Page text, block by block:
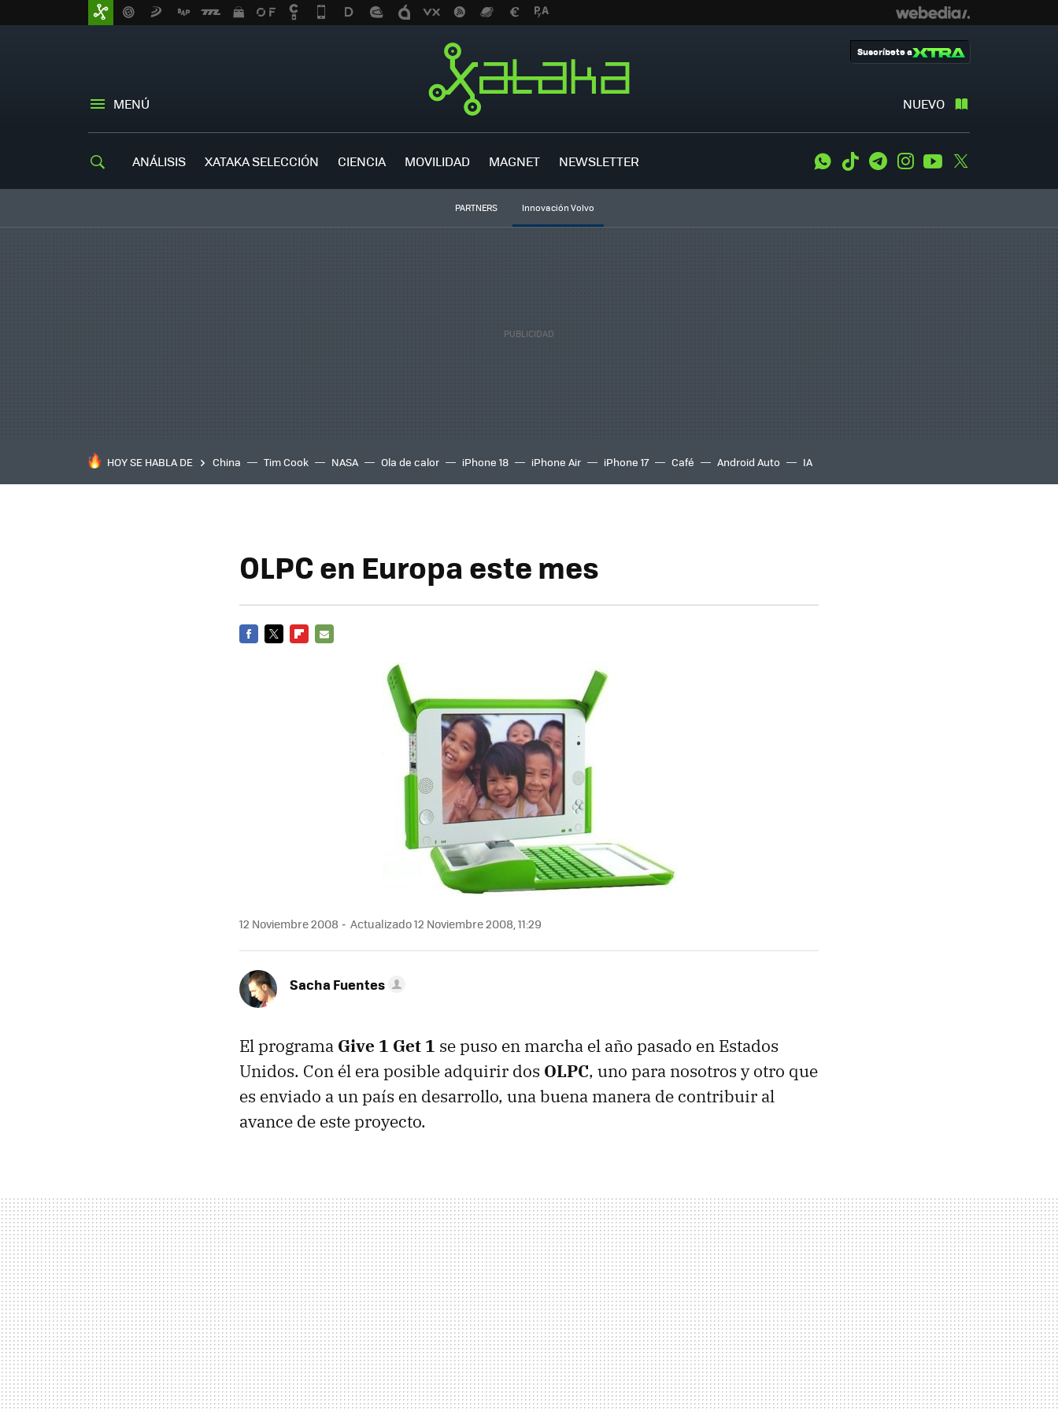
MENÚ NUEVO
Suscríbete a
ANÁLISIS XATAKA SELECCIÓN CIENCIA MOVILIDAD MAGNET NEWSLETTER WhatsApp
Tiktok TelegramInstagramYoutube
PARTNERS Innovación Volvo
HOY SE HABLA DE China Tim Cook NASA Ola de calor iPhone 18 iPhone Air iPhone 17 Café Android Auto IA
OLPC en Europa este mes
12 Noviembre 2008 Actualizado 12 Noviembre 2008, 11:29
Sacha Fuentes
El programa Give 1 Get 1 se puso en marcha el año pasado en Estados
Unidos. Con él era posible adquirir dos OLPC, uno para nosotros y otro que
es enviado a un país en desarrollo, una buena manera de contribuir al
avance de este proyecto.